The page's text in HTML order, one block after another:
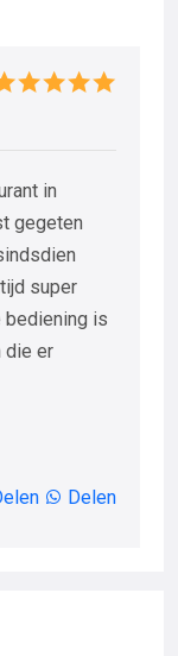
in
gegeten
super
bediening is
die er
Delen